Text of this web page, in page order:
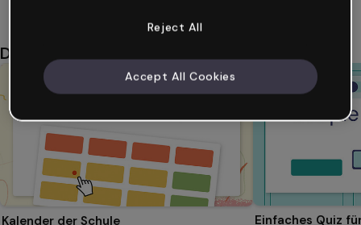
Das könnte dir auch gefallen
Kalender der Schule Einfaches Quiz
Reject All
Accept All Cookies